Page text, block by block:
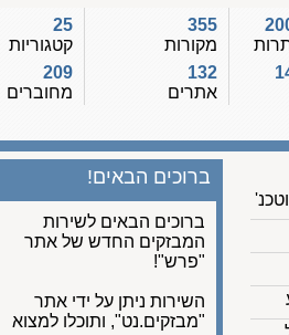
355
מקורות
132
אתרים
25
קטגוריות
209
מחוברים
ברוכים הבאים!
ברוכים הבאים לשירות
המבזקים החדש של אתר
"פרש"!
השירות ניתן על ידי אתר
"מבזקים.נט", ותוכלו למצוא